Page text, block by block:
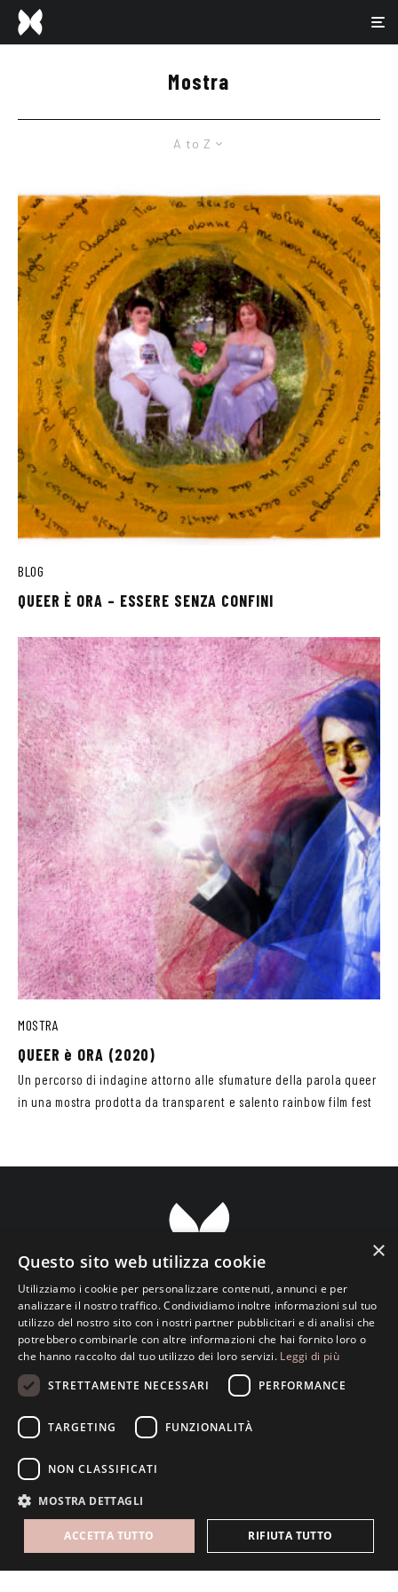
Mostra
A to Z
BLOG
QUEER È ORA – ESSERE SENZA CONFINI
MOSTRA
QUEER è ORA (2020)
Un percorso di indagine attorno alle sfumature della parola queer
in una mostra prodotta da transparent e salento rainbow film fest
Transparent ETS Associazione Culturale
Viale Luciano Pavarotti, 133 • 73100 Lecce • Italy
info@transparent.love
C.F. 93148760759 • P.Iva 05013420756
×
Questo sito web utilizza cookie
Utilizziamo i cookie per personalizzare contenuti, annunci e per
analizzare il nostro traffico. Condividiamo inoltre informazioni sul tuo
utilizzo del nostro sito con i nostri partner pubblicitari e di analisi che
potrebbero combinarle con altre informazioni che hai fornito loro o
che hanno raccolto dal tuo utilizzo dei loro servizi. Leggi di più
STRETTAMENTE NECESSARI
PERFORMANCE
TARGETING FUNZIONALITÀ
NON CLASSIFICATI
MOSTRA DETTAGLI
ACCETTA TUTTO RIFIUTA TUTTO